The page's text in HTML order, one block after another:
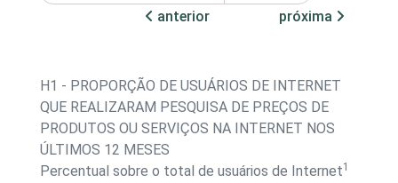
anterior
próxima
H1 - PROPORÇÃO DE USUÁRIOS DE INTERNET
QUE REALIZARAM PESQUISA DE PREÇOS DE
PRODUTOS OU SERVIÇOS NA INTERNET NOS
ÚLTIMOS 12 MESES
Percentual sobre o total de usuários de Internet1